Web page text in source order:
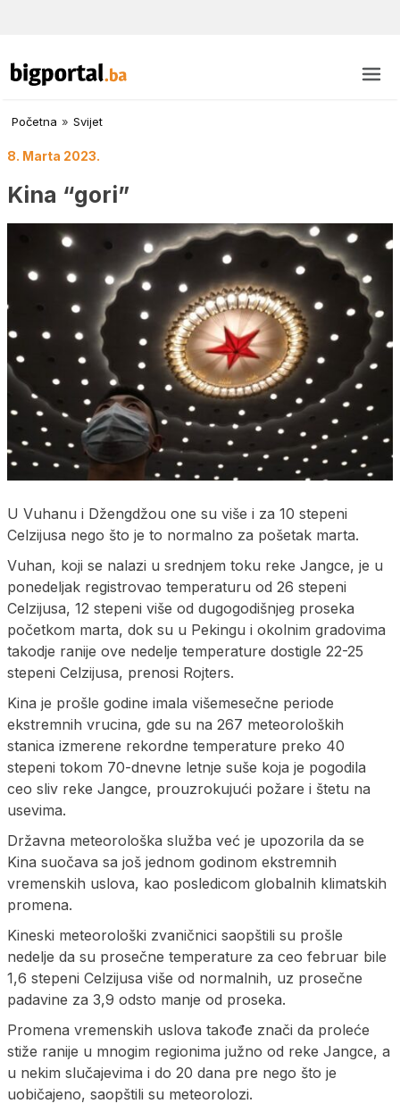
Početna » Svijet
8. Marta 2023.
Kina “gori”
U Vuhanu i Džengdžou one su više i za 10 stepeni
Celzijusa nego što je to normalno za pošetak marta.
Vuhan, koji se nalazi u srednjem toku reke Jangce, je u
ponedeljak registrovao temperaturu od 26 stepeni
Celzijusa, 12 stepeni više od dugogodišnjeg proseka
početkom marta, dok su u Pekingu i okolnim gradovima
takodje ranije ove nedelje temperature dostigle 22-25
stepeni Celzijusa, prenosi Rojters.
Kina je prošle godine imala višemesečne periode
ekstremnih vrucina, gde su na 267 meteoroloških
stanica izmerene rekordne temperature preko 40
stepeni tokom 70-dnevne letnje suše koja je pogodila
ceo sliv reke Jangce, prouzrokujući požare i štetu na
usevima.
Državna meteorološka služba već je upozorila da se
Kina suočava sa još jednom godinom ekstremnih
vremenskih uslova, kao posledicom globalnih klimatskih
promena.
Kineski meteorološki zvaničnici saopštili su prošle
nedelje da su prosečne temperature za ceo februar bile
1,6 stepeni Celzijusa više od normalnih, uz prosečne
padavine za 3,9 odsto manje od proseka.
Promena vremenskih uslova takođe znači da proleće
stiže ranije u mnogim regionima južno od reke Jangce, a
u nekim slučajevima i do 20 dana pre nego što je
uobičajeno, saopštili su meteorolozi.